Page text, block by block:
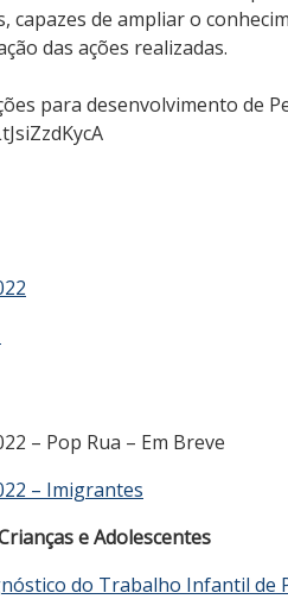
capazes de ampliar o
das ações realizadas.
para desenvolvimento de
– Pop Rua – Em Breve
– Imigrantes
e Adolescentes
do Trabalho Infantil de